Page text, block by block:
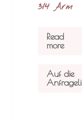
3/4 Arm
Read
more
Auf die